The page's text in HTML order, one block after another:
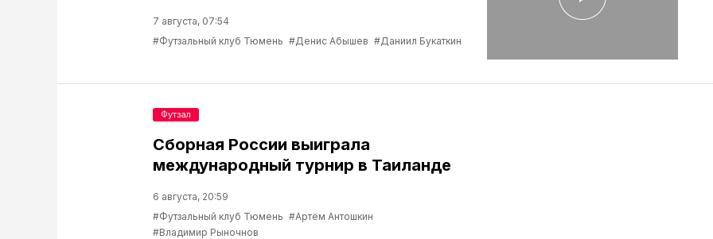
7 августа, 07:54
#Футзальный клуб Тюмень #Денис Абышев #Даниил Букаткин
Сборная России выиграла
международный турнир в Таиланде
6 августа, 20:59
#Футзальный клуб Тюмень #Артём Антошкин
#Владимир Рыночнов
Футзал